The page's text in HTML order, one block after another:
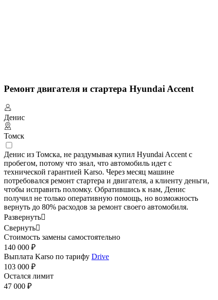
Ремонт двигателя и стартера Hyundai Accent
Денис
Томск
Денис из Томска, не раздумывая купил Hyundai Accent с
пробегом, потому что знал, что автомобиль идет с
технической гарантией Karso. Через месяц машине
потребовался ремонт стартера и двигателя, а клиенту деньги,
чтобы исправить поломку. Обратившись к нам, Денис
получил не только оперативную помощь, но возможность
вернуть до 80% расходов за ремонт своего автомобиля.
Развернуть
Свернуть
Стоимость замены самостоятельно
140 000 ₽
Выплата Karso по тарифу Drive
103 000 ₽
Остался лимит
47 000 ₽